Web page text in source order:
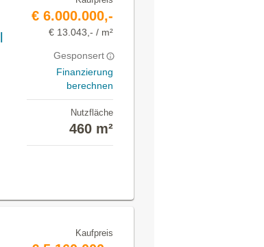
€ 6.000.000,-
€ 13.043,- / m²
Gesponsert
Finanzierung
berechnen
Nutzfläche
460 m²
Kaufpreis